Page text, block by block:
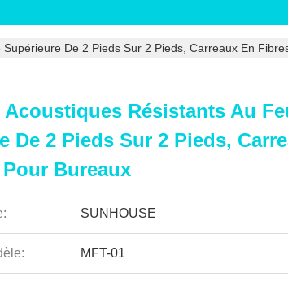
De 2 Pieds Sur 2 Pieds, Carreaux En
Acoustiques Résistants Au
De 2 Pieds Sur 2 Pieds,
Bureaux
SUNHOUSE
MFT-01